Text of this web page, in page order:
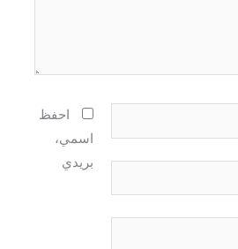
احفظ
اسمي،
بريدي